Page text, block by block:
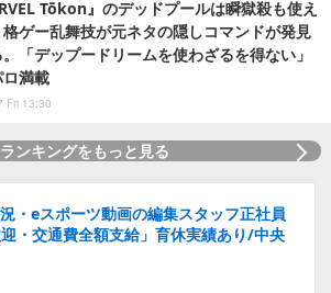
Tōkon』のデッドプールは瞬獄殺も使え
格ゲー乱舞技が元ネタの隠しコマンドが発見
「デップードリームを使わざるを得ない」
満載
Fri 13:30
ランキングをもっと見る
・eスポーツ動画の編集スタッフ正社員
迎・交通費全額支給」育休実績あり/中央